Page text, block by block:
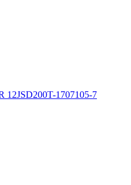
12JSD200T-1707105-7